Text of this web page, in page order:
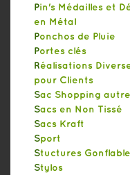
Pin's Médailles et Dérivés
en Métal
Ponchos de Pluie
Portes clés
Réalisations Diverses
pour Clients
Sac Shopping autre
Sacs en Non Tissé
Sacs Kraft
Sport
Stuctures Gonflable
Stylos